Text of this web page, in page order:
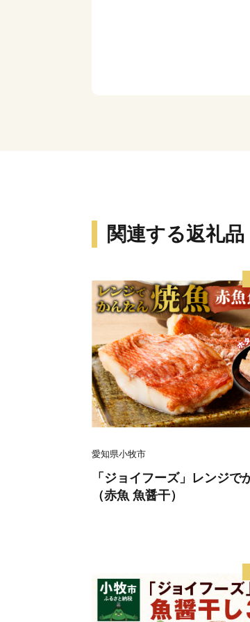
関連する返礼
愛知県小牧市
「ジョイフーズ」レンジで
（赤魚 魚醤干）